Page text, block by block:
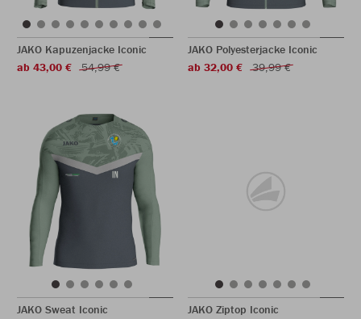
JAKO Kapuzenjacke Iconic
ab 43,00 €
54,99 €
JAKO Polyesterjacke Iconic
ab 32,00 €
39,99 €
JAKO Sweat Iconic
JAKO Ziptop Iconic